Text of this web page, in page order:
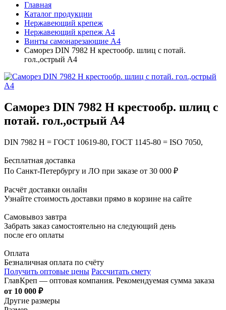
Главная
Каталог продукции
Нержавеющий крепеж
Нержавеющий крепеж А4
Винты самонарезающие А4
Саморез DIN 7982 H крестообр. шлиц с потай.
гол.,острый А4
Саморез DIN 7982 H крестообр. шлиц с
потай. гол.,острый А4
DIN 7982 H = ГОСТ 10619-80, ГОСТ 1145-80 = ISO 7050,
Бесплатная доставка
По Санкт-Петербургу и ЛО при заказе от 30 000 ₽
Расчёт доставки онлайн
Узнайте стоимость доставки прямо в корзине на сайте
Самовывоз завтра
Забрать заказ самостоятельно на следующий день
после его оплаты
Оплата
Безналичная оплата по счёту
Получить оптовые цены Рассчитать смету
ГлавКреп — оптовая компания. Рекомендуемая сумма заказа
от 10 000 ₽
Другие размеры